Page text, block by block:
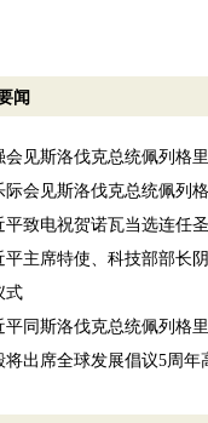
闻
会见斯洛伐克总统佩列格
际会见斯洛伐克总统佩列
平致电祝贺诺瓦当选连任
平主席特使、科技部部长
式
平同斯洛伐克总统佩列格
将出席全球发展倡议5周年